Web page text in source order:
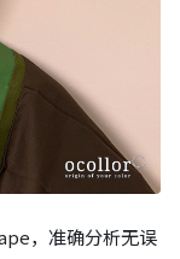
，准确分析无误